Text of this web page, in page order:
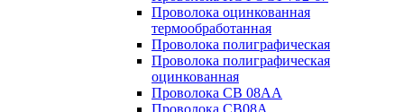
Проволока оцинкованная
термообработанная
Проволока полиграфическая
Проволока полиграфическая
оцинкованная
Проволока СВ 08АА
Проволока СВ08А